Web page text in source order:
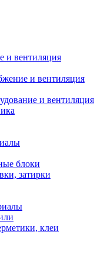
и вентиляция
и вентиляция
и вентиляция
блоки
затирки
клеи